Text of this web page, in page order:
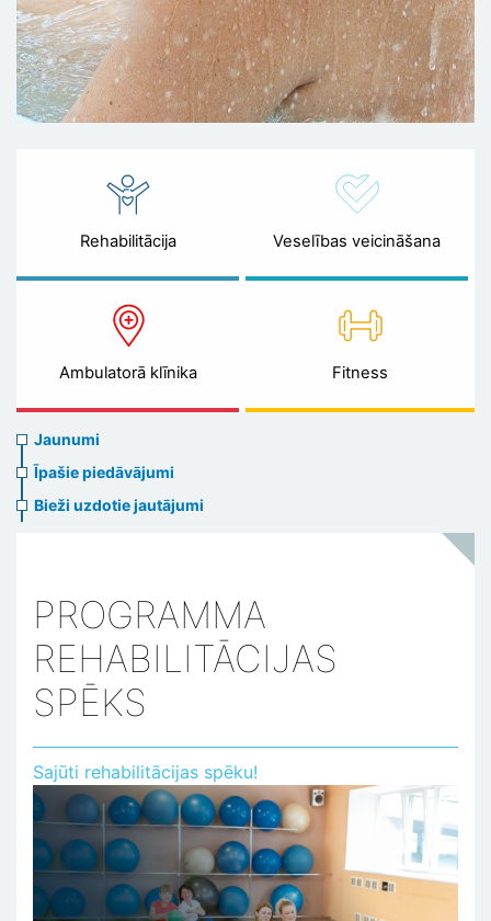
Rehabilitācija Veselības veicināšana
Ambulatorā klīnika Fitness
News
menu
Jaunumi
Īpašie piedāvājumi
Bieži uzdotie jautājumi
PROGRAMMA
REHABILITĀCIJAS
SPĒKS
Sajūti rehabilitācijas spēku!